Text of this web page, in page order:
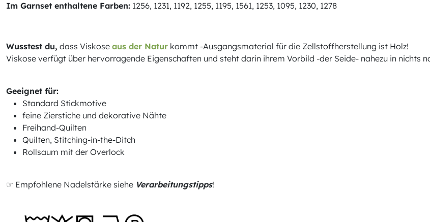
Im Garnset enthaltene Farben: 1256, 1231, 1192, 1255, 1195, 1561, 1253, 1095, 1230, 1278
Wusstest du, dass Viskose aus der Natur kommt -Ausgangsmaterial für die Zellstoffherstellung ist Holz!
Viskose verfügt über hervorragende Eigenschaften und steht darin ihrem Vorbild -der Seide- nahezu in nichts
Geeignet für:
Standard Stickmotive
feine Zierstiche und dekorative Nähte
Freihand-Quilten
Quilten, Stitching-in-the-Ditch
Rollsaum mit der Overlock
☞ Empfohlene Nadelstärke siehe Verarbeitungstipps!